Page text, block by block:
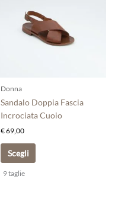
Donna
Sandalo Doppia Fascia
Incrociata Cuoio
€69,00
Scegli
varianti.
Le
opzioni
nella
pagina
9 taglie